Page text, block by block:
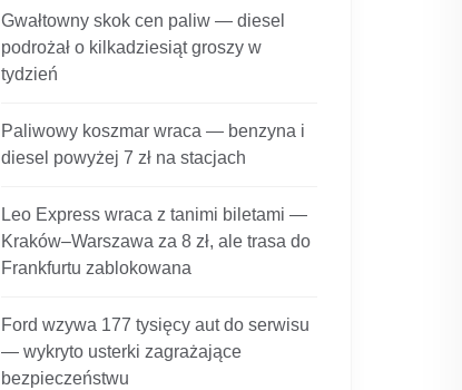
Gwałtowny skok cen paliw — diesel
podrożał o kilkadziesiąt groszy w
tydzień
Paliwowy koszmar wraca — benzyna i
diesel powyżej 7 zł na stacjach
Leo Express wraca z tanimi biletami —
Kraków–Warszawa za 8 zł, ale trasa do
Frankfurtu zablokowana
Ford wzywa 177 tysięcy aut do serwisu
— wykryto usterki zagrażające
bezpieczeństwu